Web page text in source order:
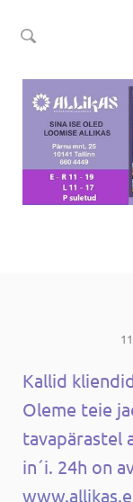
Kallid
Oleme teie
tavapärastel
in´i. 24h on